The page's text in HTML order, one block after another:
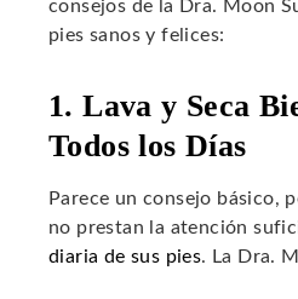
consejos de la Dra. Moon
pies sanos y felices:
1. Lava y Seca
Todos los Días
Parece un consejo básico,
no prestan la atención
diaria de sus pies. La Dra.